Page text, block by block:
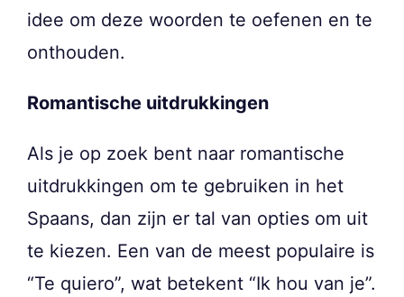
idee om deze woorden te oefenen en te
onthouden.
Romantische uitdrukkingen
Als je op zoek bent naar romantische
uitdrukkingen om te gebruiken in het
Spaans, dan zijn er tal van opties om uit
te kiezen. Een van de meest populaire is
“Te quiero”, wat betekent “Ik hou van je”.